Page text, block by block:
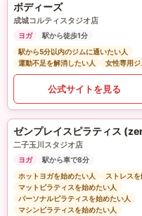
ボディーズ
成城コルティスタジオ店
ヨガ
駅から徒歩1分
駅から5分以内のジムに通いたい人
運動不足を解消したい人
女性専用
公式サイトを見る
ゼンプレイスピラティス
二子玉川スタジオ店
ヨガ
駅から車で8分
ホットヨガを始めたい人
ストレス
マットピラティスを始めたい人
パーソナルピラティスを始めたい人
マシンピラティスを始めたい人